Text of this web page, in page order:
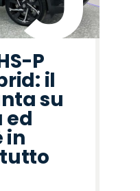
P
il
su
ed
in